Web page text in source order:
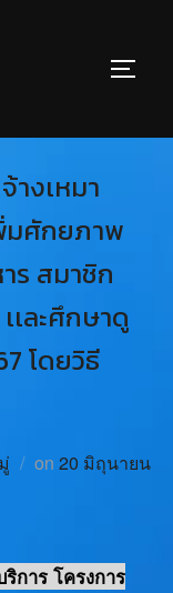
างเหมา
มศักยภาพ
ร สมาชิก
เละศึกษาดู
โดยวิธี
on 20 มิถุนายน
การ โครงการ